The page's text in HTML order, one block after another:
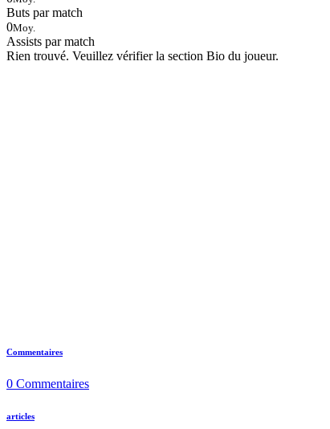
Buts par match
0Moy.
Assists par match
Rien trouvé. Veuillez vérifier la section Bio du joueur.
Commentaires
0 Commentaires
articles